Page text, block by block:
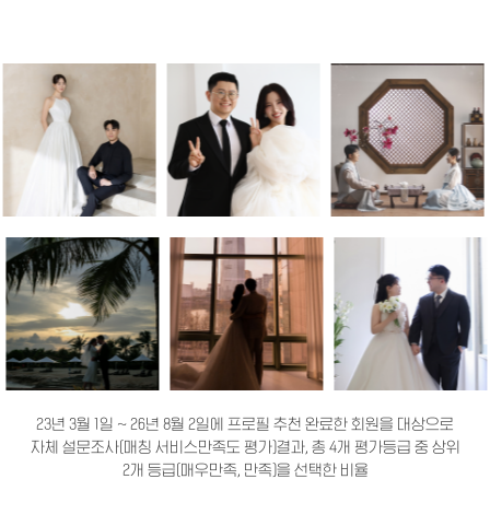
23년 3월 1일 ~ 26년 8월 2일에 프로필 추천 완료한 회원을 대상으로
자체 설문조사(매칭 서비스만족도 평가)결과, 총 4개 평가등급 중 상위
2개 등급(매우만족, 만족)을 선택한 비율